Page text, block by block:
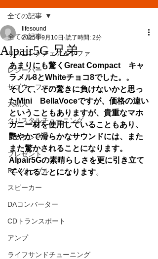
全ての記事
リスニングチェア＆ソファ
レシーバー
サブウーファー
大黒天
クリスタルチューニング
ＣＤプレーヤー
プレゼント
RCAケーブル
スピーカー
DAコンバーター
CDトランスポート
アンプ
ライフサンドチューニング
全ての記事
Alpair5G 兄弟
lifesound
2025年9月10日 読了時間: 2分
あまりにも驚くGreat Compact　キャ
ラメル8とWhiteチョコ8でした。。
そして、その驚きに負けないかと思っ
たMini　BellaVoceですが、価格の違い
ということもありますが、貴重なマホ
ガニー材を使用していることもあり、
艷やかで滑らかなサウンドには、また
また驚かされることになります。
Alpair5Gの素晴らしさを更に引き立て
てくれることになります。